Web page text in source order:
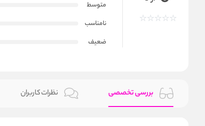
متوسط
نامناسب
ضعیف
بررسی تخصصی نظرات کاربران